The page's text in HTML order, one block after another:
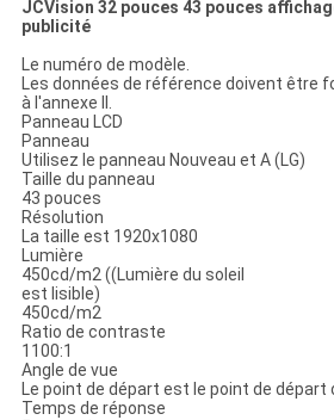
JCVision 32 pouces 43 pouces
publicité
Le numéro de modèle.
Les données de référence doivent être
à l'annexe II.
Panneau LCD
Panneau
Utilisez le panneau Nouveau et A (LG)
Taille du panneau
43 pouces
Résolution
La taille est 1920x1080
Lumière
450cd/m2 ((Lumière du soleil
est lisible)
450cd/m2
Ratio de contraste
1100:1
Angle de vue
Le point de départ est le point de départ
Temps de réponse